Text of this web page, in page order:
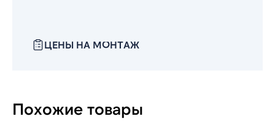
ЦЕНЫ НА МОНТАЖ
Похожие товары